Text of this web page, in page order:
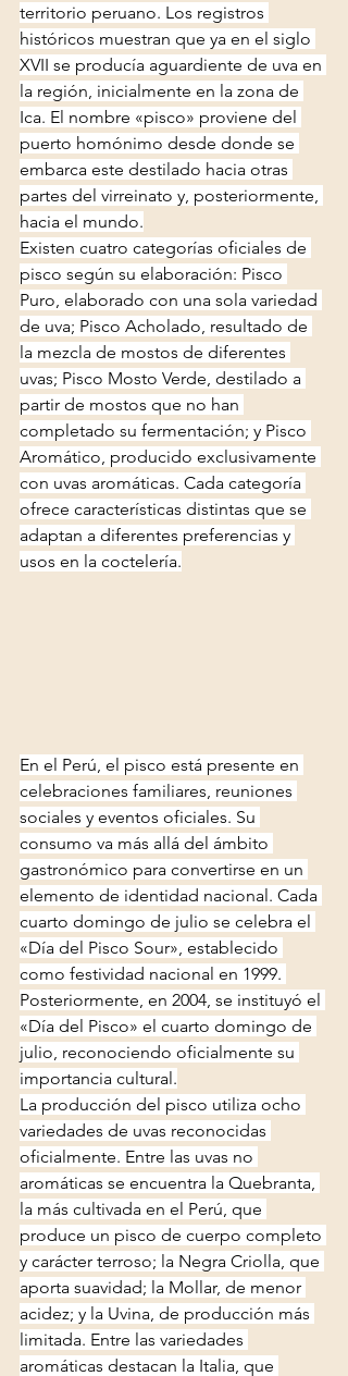
territorio peruano. Los registros
históricos muestran que ya en el siglo
XVII se producía aguardiente de uva en
la región, inicialmente en la zona de
Ica. El nombre «pisco» proviene del
puerto homónimo desde donde se
embarca este destilado hacia otras
partes del virreinato y, posteriormente,
hacia el mundo.
Existen cuatro categorías oficiales de
pisco según su elaboración: Pisco
Puro, elaborado con una sola variedad
de uva; Pisco Acholado, resultado de
la mezcla de mostos de diferentes
uvas; Pisco Mosto Verde, destilado a
partir de mostos que no han
completado su fermentación; y Pisco
Aromático, producido exclusivamente
con uvas aromáticas. Cada categoría
ofrece características distintas que se
adaptan a diferentes preferencias y
usos en la coctelería.
En el Perú, el pisco está presente en
celebraciones familiares, reuniones
sociales y eventos oficiales. Su
consumo va más allá del ámbito
gastronómico para convertirse en un
elemento de identidad nacional. Cada
cuarto domingo de julio se celebra el
«Día del Pisco Sour», establecido
como festividad nacional en 1999.
Posteriormente, en 2004, se instituyó el
«Día del Pisco» el cuarto domingo de
julio, reconociendo oficialmente su
importancia cultural.
La producción del pisco utiliza ocho
variedades de uvas reconocidas
oficialmente. Entre las uvas no
aromáticas se encuentra la Quebranta,
la más cultivada en el Perú, que
produce un pisco de cuerpo completo
y carácter terroso; la Negra Criolla, que
aporta suavidad; la Mollar, de menor
acidez; y la Uvina, de producción más
limitada. Entre las variedades
aromáticas destacan la Italia, que